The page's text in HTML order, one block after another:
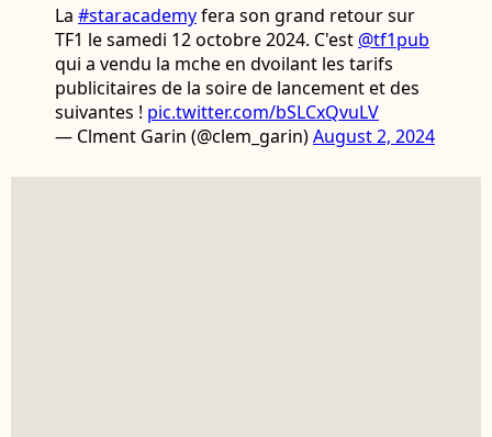
La #staracademyfera son grand retour sur
TF1 le samedi 12 octobre 2024. C'est @tf1pub
qui a vendu la mche en dvoilant les tarifs
publicitaires de la soire de lancement et des
suivantes ! pic.twitter.com/bSLCxQvuLV
— Clment Garin (@clem_garin)August 2, 2024